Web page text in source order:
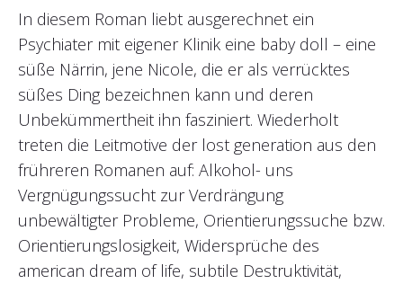
In diesem Roman liebt ausgerechnet ein
Psychiater mit eigener Klinik eine baby doll – eine
süße Närrin, jene Nicole, die er als verrücktes
süßes Ding bezeichnen kann und deren
Unbekümmertheit ihn fasziniert. Wiederholt
treten die Leitmotive der lost generation aus den
frühreren Romanen auf: Alkohol- uns
Vergnügungssucht zur Verdrängung
unbewältigter Probleme, Orientierungssuche bzw.
Orientierungslosigkeit, Widersprüche des
american dream of life, subtile Destruktivität,